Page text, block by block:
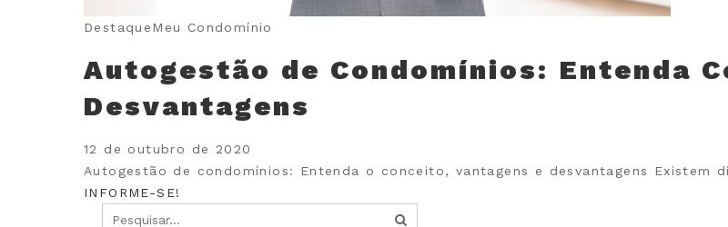
DestaqueMeu Condomínio
Autogestão de Condomínios: Entenda
Desvantagens
12 de outubro de 2020
Autogestão de condomínios: Entenda o conceito, vantagens e desvantagens Existem
INFORME-SE!